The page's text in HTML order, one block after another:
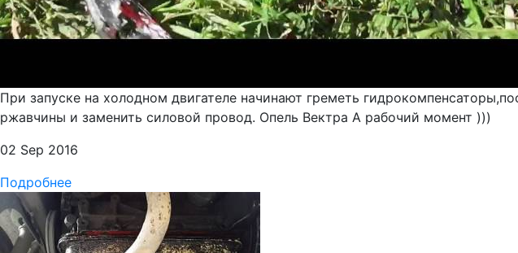
При запуске на холодном двигателе начинают греметь
ржавчины и заменить силовой провод. Опель Вектра А рабочий момент )))
02 Sep 2016
Подробнее